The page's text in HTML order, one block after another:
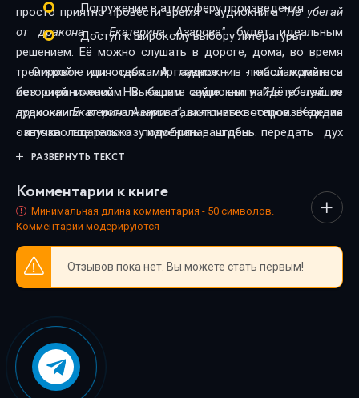
просто приятно провести время - аудиокнига"Не убегай
от дракона - Екатерина Азарова"будет идеальным
решением. Её можно слушать в дороге, дома, во время
тренировок или отдыха. А главное - в любой момент и
без ограничений. На нашем сайте вы найдёте лучшие
аудиокниги в исполнении талантливых чтецов. Каждая
озвучка тщательно подобрана, чтобы передать дух
произведения и сделать прослушивание максимально
триллеры и любовные истории - мы собрали всё, чтобы
каждый нашёл книгу по душе.
Погружение в атмосферу произведения
Доступ к широкому выбору литературы
Откройте для себя мир аудиокниг - наслаждайтесь
историей голосом. Выберите аудиокнигу"Не убегай от
дракона - Екатерина Азарова", включите воспроизведение
- и позвольте рассказу изменить ваш день.
РАЗВЕРНУТЬ ТЕКСТ
Комментарии к книге
Минимальная длина комментария - 50 символов.
Комментарии модерируются
Отзывов пока нет. Вы можете стать первым!